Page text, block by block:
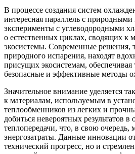
В процессе создания систем
интересная параллель с
эксперименты с углеводородными
о естественных циклах, сводящих к
экосистемы. Современные решения,
природного испарения, находят
присущих экосистемам,
безопасные и эффективные методы
Значительное внимание уделяется
к материалам, используемым в
теплообменников из легких и
добиться невероятных результатов в
теплопередачи, что, в свою очередь,
энергозатраты. Данные инновации
технический прогресс, но и